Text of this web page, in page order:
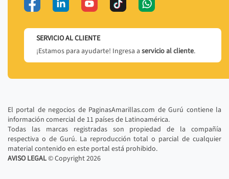
SERVICIO AL CLIENTE
¡Estamos para ayudarte! Ingresa a servicio al cliente.
El portal de negocios de PaginasAmarillas.com de Gurú contiene la
información comercial de 11 países de Latinoamérica.
Todas las marcas registradas son propiedad de la compañía
respectiva o de Gurú. La reproducción total o parcial de cualquier
material contenido en este portal está prohibido.
AVISO LEGAL© Copyright2026